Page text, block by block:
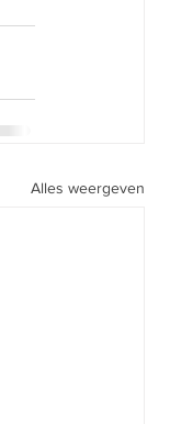
Alles weergeven